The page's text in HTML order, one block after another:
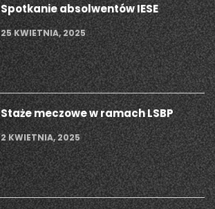
Spotkanie absolwentów IESE
25 KWIETNIA, 2025
Staże meczowe w ramach LSBP
2 KWIETNIA, 2025